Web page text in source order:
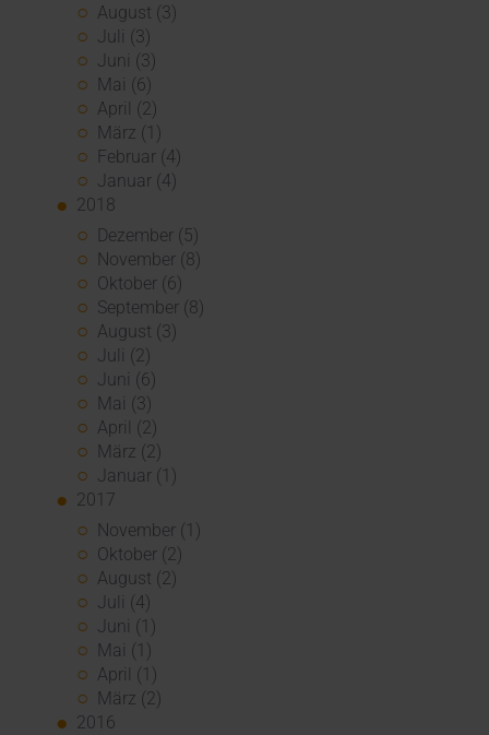
August (3)
Juli (3)
Juni (3)
Mai (6)
April (2)
März (1)
Februar (4)
Januar (4)
2018
Dezember (5)
November (8)
Oktober (6)
September (8)
August (3)
Juli (2)
Juni (6)
Mai (3)
April (2)
März (2)
Januar (1)
2017
November (1)
Oktober (2)
August (2)
Juli (4)
Juni (1)
Mai (1)
April (1)
März (2)
2016